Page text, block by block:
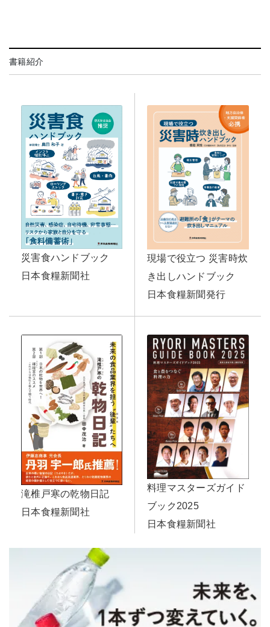
書籍紹介
災害食ハンドブック
日本食糧新聞社
現場で役立つ 災害時炊
き出しハンドブック
日本食糧新聞発行
滝椎戸寒の乾物日記
日本食糧新聞社
料理マスターズガイド
ブック2025
日本食糧新聞社